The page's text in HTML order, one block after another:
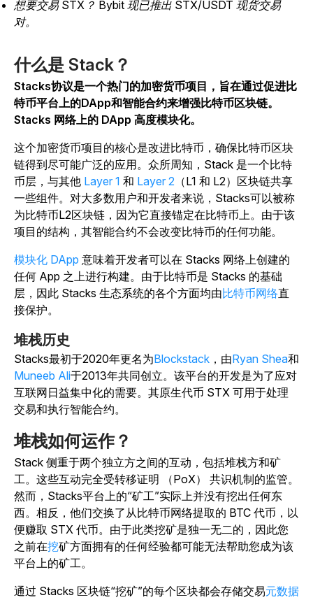
想要交易 STX？ Bybit 现已推出 STX/USDT 现货交易
对。
什么是 Stack？
Stacks协议是一个热门的加密货币项目，旨在通过促进比
特币平台上的DApp和智能合约来增强比特币区块链。
Stacks 网络上的 DApp 高度模块化。
这个加密货币项目的核心是改进比特币，确保比特币区块
链得到尽可能广泛的应用。众所周知，Stack 是一个比特
币层，与其他 Layer 1 和 Layer 2 （L1 和 L2）区块链共享
一些组件。对大多数用户和开发者来说，Stacks可以被称
为比特币L2区块链，因为它直接锚定在比特币上。由于该
项目的结构，其智能合约不会改变比特币的任何功能。
模块化 DApp 意味着开发者可以在 Stacks 网络上创建的
任何 App 之上进行构建。由于比特币是 Stacks 的基础
层，因此 Stacks 生态系统的各个方面均由比特币网络直
接保护。
堆栈历史
Stacks最初于2020年更名为Blockstack ，由Ryan Shea和
Muneeb Ali于2013年共同创立。该平台的开发是为了应对
互联网日益集中化的需要。其原生代币 STX 可用于处理
交易和执行智能合约。
堆栈如何运作？
Stack 侧重于两个独立方之间的互动，包括堆栈方和矿
工。这些互动完全受转移证明 （PoX） 共识机制的监管。
然而，Stacks平台上的“矿工”实际上并没有挖出任何东
西。相反，他们交换了从比特币网络提取的 BTC 代币，以
便赚取 STX 代币。由于此类挖矿是独一无二的，因此您
之前在挖矿方面拥有的任何经验都可能无法帮助您成为该
平台上的矿工。
通过 Stacks 区块链“挖矿”的每个区块都会存储交易元数据